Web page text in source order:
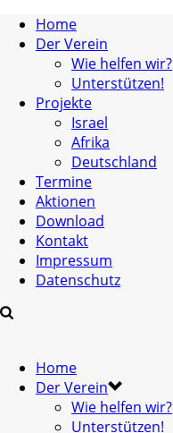
Home
Der Verein
Wie helfen wir?
Unterstützen!
Projekte
Israel
Afrika
Deutschland
Termine
Aktionen
Download
Kontakt
Impressum
Datenschutz
Home
Der Verein
Wie helfen wir?
Unterstützen!